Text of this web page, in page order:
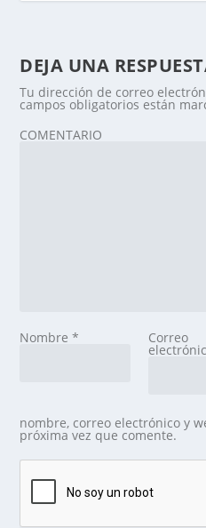
DEJA UNA
Tu dirección de correo
campos obligatorios están
COMENTARIO
Nombre* Correo
nombre, correo electrónico y
próxima vez que comente.